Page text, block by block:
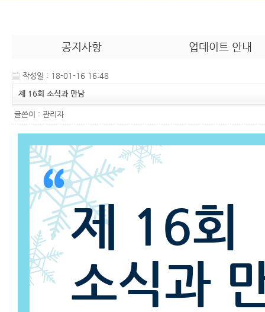
공지사항 업데이트 안내
작성일 : 18-01-16 16:48
제 16회 소식과 만남
글쓴이 : 관리자
“제 16회
소식과